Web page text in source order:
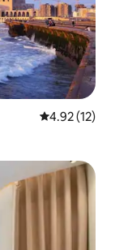
औसत रेटिंग 5 में
4.92 (12)